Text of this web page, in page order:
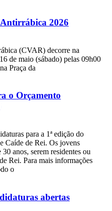
2026
(CVAR) decorre na
de maio (sábado) pelas 09h00
Praça da
o Orçamento
para a 1ª edição do
Caíde de Rei. Os jovens
anos, serem residentes ou
Rei. Para mais informações
o
abertas